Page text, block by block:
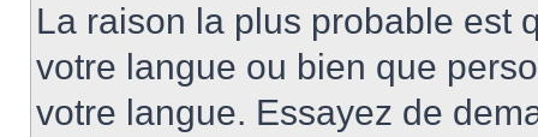
La raison la plus probable est
votre langue ou bien que
votre langue. Essayez de